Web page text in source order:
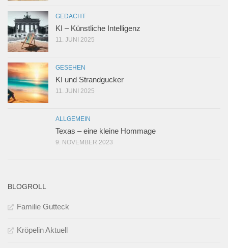
GEDACHT
KI – Künstliche Intelligenz
11. JUNI 2025
GESEHEN
KI und Strandgucker
11. JUNI 2025
ALLGEMEIN
Texas – eine kleine Hommage
9. NOVEMBER 2023
BLOGROLL
Familie Gutteck
Kröpelin Aktuell